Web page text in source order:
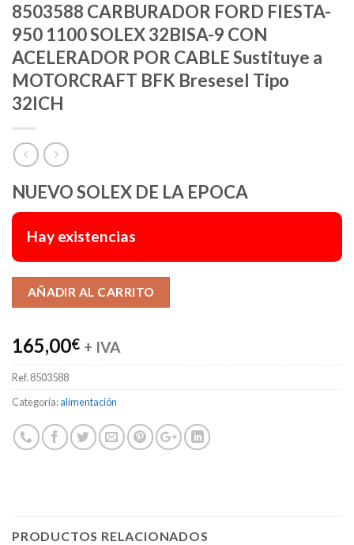
8503588 CARBURADOR FORD FIESTA-
950 1100 SOLEX 32BISA-9 CON
ACELERADOR POR CABLE Sustituye a
MOTORCRAFT BFK Bresesel Tipo
32ICH
NUEVO SOLEX DE LA EPOCA
Hay existencias
AÑADIR AL CARRITO
165,00€ + IVA
Ref. 8503588
Categoría:alimentación
PRODUCTOS RELACIONADOS